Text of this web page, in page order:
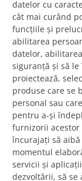
datelor cu
cât mai curând
funcțiile și
abilitarea
datelor,
siguranță și să
proiectează,
produse care se
personal sau
pentru a-și
furnizorii
încurajați să
momentul
servicii și
dezvoltării, să se